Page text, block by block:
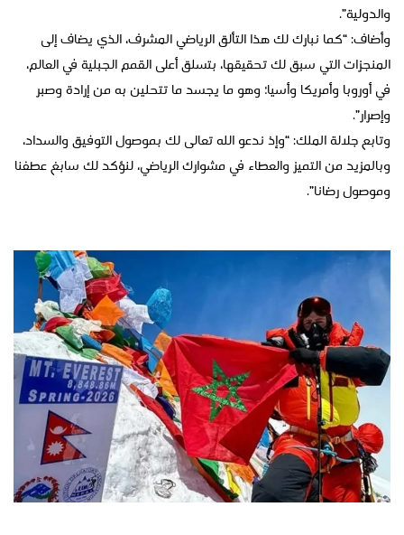
والدولية”.
وأضاف: “كما نبارك لك هذا التألق الرياضي المشرف، الذي يضاف إلى
المنجزات التي سبق لك تحقيقها، بتسلق أعلى القمم الجبلية في العالم،
في أوروبا وأمريكا وأسيا؛ وهو ما يجسد ما تتحلين به من إرادة وصبر
وإصرار”.
وتابع جلالة الملك: “وإذ ندعو الله تعالى لك بموصول التوفيق والسداد،
وبالمزيد من التميز والعطاء في مشوارك الرياضي، لنؤكد لك سابغ عطفنا
وموصول رضانا”.